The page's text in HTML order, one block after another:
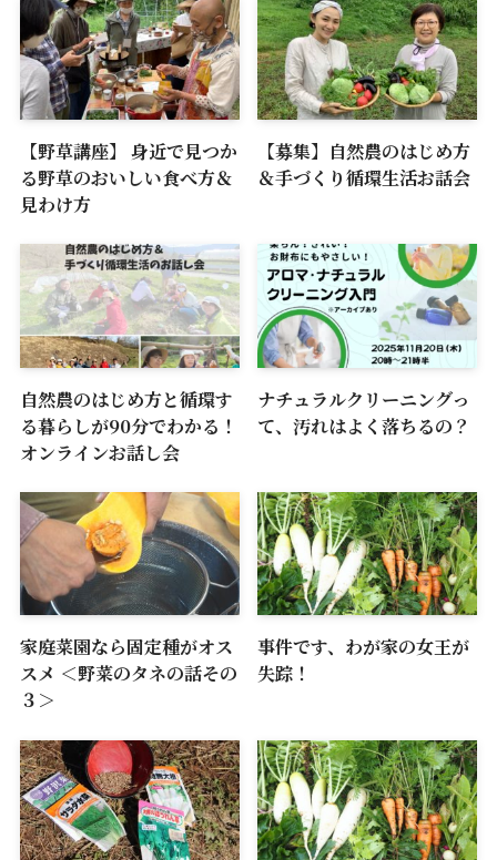
【野草講座】 身近で見つか
る野草のおいしい食べ方＆
見わけ方
【募集】自然農のはじめ方
＆手づくり循環生活お話会
自然農のはじめ方と循環す
る暮らしが90分でわかる！
オンラインお話し会
ナチュラルクリーニングっ
て、汚れはよく落ちるの？
家庭菜園なら固定種がオス
スメ ＜野菜のタネの話その
３＞
事件です、わが家の女王が
失踪！